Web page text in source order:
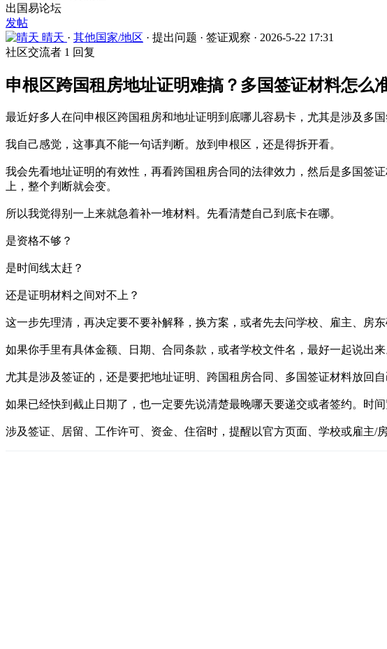
出国易论坛
发帖
晴天 · 其他国家/地区 · 提出问题 · 签证观察 · 2026-5-22 17:31
社区交流者 1 回复
申根区跨国租房地址证明难搞？多国签证材料怎么
最近好多人在问申根区跨国租房和地址证明到底哪儿容易卡，尤其是涉及多
我自己感觉，这事真不能一句话判断。放到申根区，还是得拆开看。
我会先看地址证明的有效性，再看跨国租房合同的法律效力，然后是多国签
上，整个判断就会变。
所以我觉得别一上来就急着补一堆材料。先看清楚自己到底卡在哪。
是资格不够？
是时间线太赶？
还是证明材料之间对不上？
这一步先理清，再决定要不要补解释，换方案，或者先去问学校、雇主、房东
如果你手里有具体金额、日期、合同条款，或者学校文件名，最好一起说出
尤其是涉及签证的，还是要把地址证明、跨国租房合同、多国签证材料放回
如果已经快到截止日期了，也一定要先说清楚最晚哪天要递交或者签约。时
涉及签证、居留、工作许可、资金、住宿时，提醒以官方页面、学校或雇主/